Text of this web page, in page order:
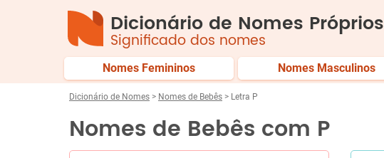
Dicionário de Nomes Próprios
Significado dos nomes
Nomes Femininos Nomes Masculinos
Dicionário de Nomes > Nomes de Bebês > Letra P
Nomes de Bebês com P